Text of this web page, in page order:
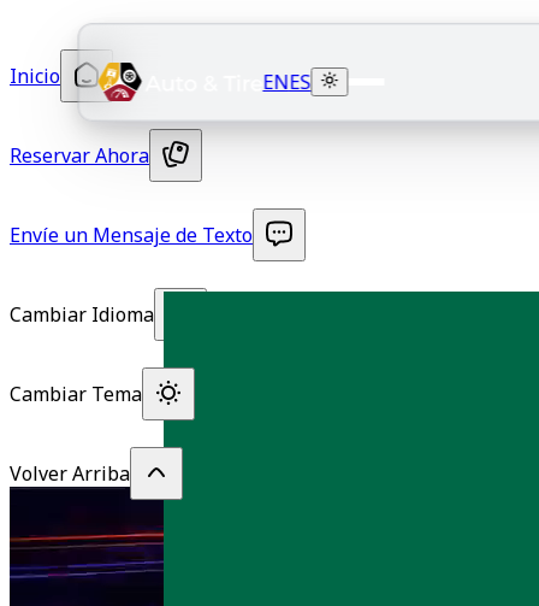
ENES
Inicio
Reservar Ahora
Envíe un Mensaje de Texto
Cambiar Idioma
Cambiar Tema
Volver Arriba